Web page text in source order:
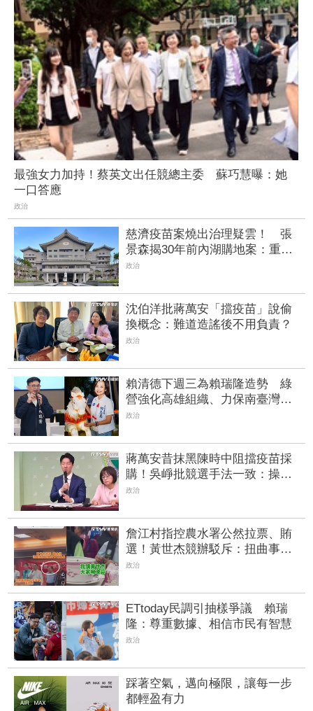
最強女力加持！蔡英文出任競總主委 蘇巧慧曝：她
一口答應
政治
慈濟疫苗案燒出治理疑雲！ 張
景森揭30年前內湖購地案：重大
決策太輕率
政治
沈伯洋批蔣萬安「擋疫苗」說偷
換概念：難道造謠後不用負責？
政治
賴清德下週三為賴瑞隆造勢 綠
營強化高雄組織、力保南臺灣不
失
政治
蔣萬安昔抹黑陳時中阻擋疫苗採
購！吳崢批競選手法一致：操作
陰謀論傷害社會
政治
詹江村指控農水署公然拉票、賄
選！黃世杰競辦駁斥：扭曲事
實、刻意政治化
政治
ETtoday民調引抽樣爭議 賴瑞
隆：尊重數據、相信市民有智慧
政治
踩著空氣，邁向極限，讓每一步
都輕盈有力